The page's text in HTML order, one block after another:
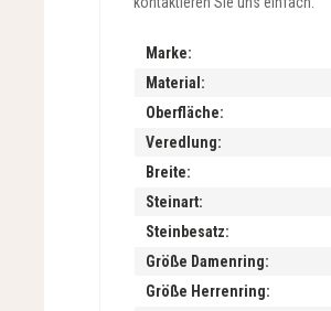
Marke:
Material:
Oberfläche:
Veredlung:
Breite:
Steinart:
Steinbesatz:
Größe Damenring:
Größe Herrenring: